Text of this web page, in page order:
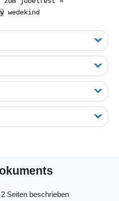
wedekind
Seiten beschrieben